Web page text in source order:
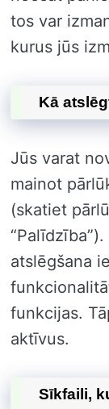
tos var
kurus jūs
Kā
Jūs varat
mainot
(skatiet
atslēgšana
funkcijas.
aktīvus.
Sīkfaili,